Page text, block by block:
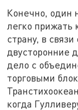
Конечно, один
легко прижать
страну, в
двусторонние
дело с
торговыми
когда